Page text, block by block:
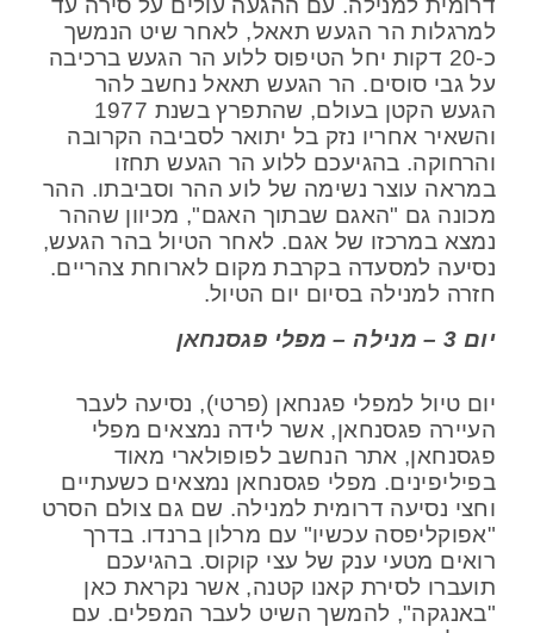
דרומית למנילה. עם ההגעה עולים על סירה עד
למרגלות הר הגעש תאאל, לאחר שיט הנמשך
כ-20 דקות יחל הטיפוס ללוע הר הגעש ברכיבה
על גבי סוסים. הר הגעש תאאל נחשב להר
הגעש הקטן בעולם, שהתפרץ בשנת 1977
והשאיר אחריו נזק בל יתואר לסביבה הקרובה
והרחוקה. בהגיעכם ללוע הר הגעש תחזו
במראה עוצר נשימה של לוע ההר וסביבתו. ההר
מכונה גם "האגם שבתוך האגם", מכיוון שההר
נמצא במרכזו של אגם. לאחר הטיול בהר הגעש,
נסיעה למסעדה בקרבת מקום לארוחת צהריים.
חזרה למנילה בסיום יום הטיול.
יום 3 – מנילה – מפלי פגסנחאן
יום טיול למפלי פגנחאן (פרטי), נסיעה לעבר
העיירה פגסנחאן, אשר לידה נמצאים מפלי
פגסנחאן, אתר הנחשב לפופולארי מאוד
בפיליפינים. מפלי פגסנחאן נמצאים כשעתיים
וחצי נסיעה דרומית למנילה. שם גם צולם הסרט
"אפוקליפסה עכשיו" עם מרלון ברנדו. בדרך
רואים מטעי ענק של עצי קוקוס. בהגיעכם
תועברו לסירת קאנו קטנה, אשר נקראת כאן
"באנגקה", להמשך השיט לעבר המפלים. עם